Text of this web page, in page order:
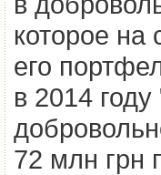
которое на
его
в 2014
72 млн грн